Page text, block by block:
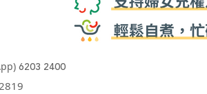
6203 2400